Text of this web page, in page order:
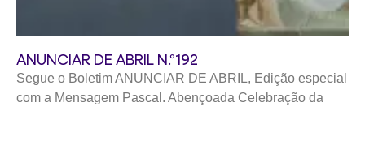
ANUNCIAR DE ABRIL N.º192
Segue o Boletim ANUNCIAR DE ABRIL, Edição especial
com a Mensagem Pascal. Abençoada Celebração da